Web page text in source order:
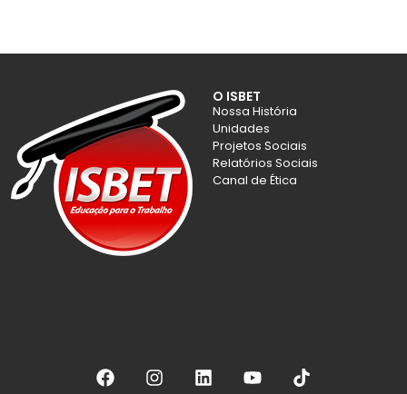
O ISBET
Nossa História
Unidades
Projetos Sociais
Relatórios Sociais
Canal de Ética